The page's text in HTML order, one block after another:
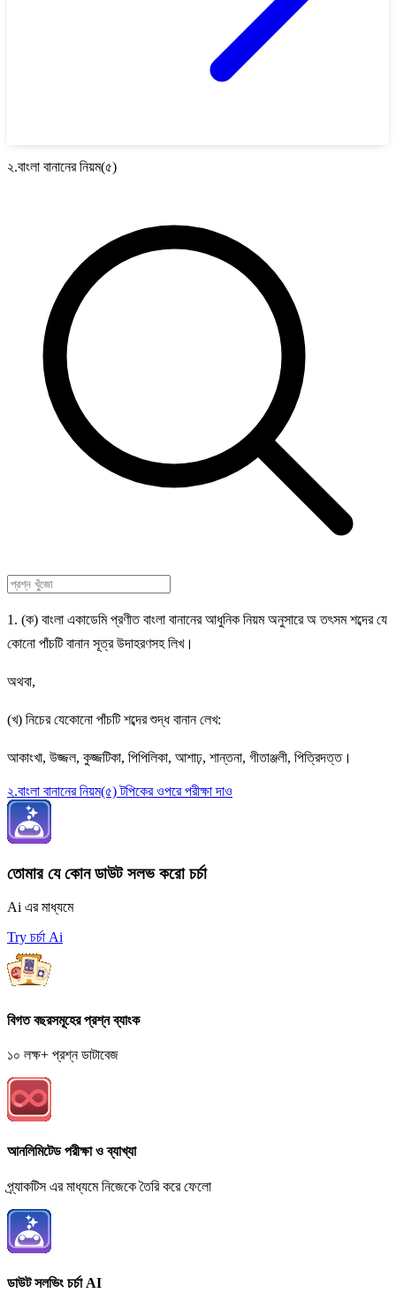
২.বাংলা বানানের নিয়ম(৫)
1. (ক) বাংলা একাডেমি প্রণীত বাংলা বানানের আধুনিক নিয়ম অনুসারে অ তৎসম শব্দের যে
কোনো পাঁচটি বানান সূত্র উদাহরণসহ লিখ।
অথবা,
(খ) নিচের যেকোনো পাঁচটি শব্দের শুদ্ধ বানান লেখ:
আকাংখা, উজ্জল, কুজ্জটিকা, পিপিলিকা, আশাঢ়, শান্তনা, গীতাঞ্জলী, পিত্রিদত্ত।
২.বাংলা বানানের নিয়ম(৫) টপিকের ওপরে পরীক্ষা দাও
তোমার যে কোন ডাউট সলভ করো চর্চা
Ai এর মাধ্যমে
Try চর্চা Ai
বিগত বছরসমূহের প্রশ্ন ব্যাংক
১০ লক্ষ+ প্রশ্ন ডাটাবেজ
আনলিমিটেড পরীক্ষা ও ব্যাখ্যা
প্র্যাকটিস এর মাধ্যমে নিজেকে তৈরি করে ফেলো
ডাউট সলভিং চর্চা AI